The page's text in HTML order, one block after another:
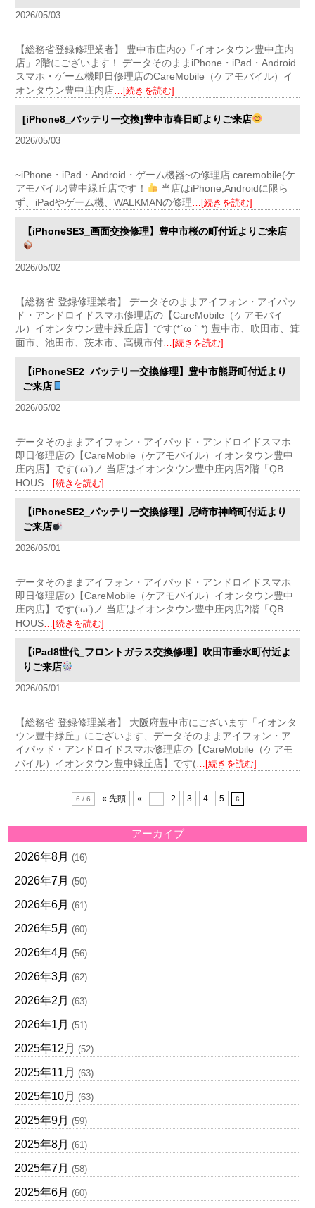
2026/05/03
【総務省登録修理業者】 豊中市庄内の「イオンタウン豊中庄内
店」2階にございます！ データそのままiPhone・iPad・Android
スマホ・ゲーム機即日修理店のCareMobile（ケアモバイル）イ
オンタウン豊中庄内店…[続きを読む]
[iPhone8_バッテリー交換]豊中市春日町よりご来店
2026/05/03
~iPhone・iPad・Android・ゲーム機器~の修理店 caremobile(ケ
アモバイル)豊中緑丘店です！
当店はiPhone,Androidに限ら
ず、iPadやゲーム機、WALKMANの修理…[続きを読む]
【iPhoneSE3_画面交換修理】豊中市桜の町付近よりご来店
2026/05/02
【総務省 登録修理業者】 データそのままアイフォン・アイパッ
ド・アンドロイドスマホ修理店の【CareMobile（ケアモバイ
ル）イオンタウン豊中緑丘店】です(*´ω｀*) 豊中市、吹田市、箕
面市、池田市、茨木市、高槻市付…[続きを読む]
【iPhoneSE2_バッテリー交換修理】豊中市熊野町付近より
ご来店
2026/05/02
データそのままアイフォン・アイパッド・アンドロイドスマホ
即日修理店の【CareMobile（ケアモバイル）イオンタウン豊中
庄内店】です(‘ω’)ノ 当店はイオンタウン豊中庄内店2階「QB
HOUS…[続きを読む]
【iPhoneSE2_バッテリー交換修理】尼崎市神崎町付近より
ご来店
2026/05/01
データそのままアイフォン・アイパッド・アンドロイドスマホ
即日修理店の【CareMobile（ケアモバイル）イオンタウン豊中
庄内店】です(‘ω’)ノ 当店はイオンタウン豊中庄内店2階「QB
HOUS…[続きを読む]
【iPad8世代_フロントガラス交換修理】吹田市垂水町付近よ
りご来店
2026/05/01
【総務省 登録修理業者】 大阪府豊中市にございます「イオンタ
ウン豊中緑丘」にございます、データそのままアイフォン・ア
イパッド・アンドロイドスマホ修理店の【CareMobile（ケアモ
バイル）イオンタウン豊中緑丘店】です(…[続きを読む]
6 / 6 « 先頭 « 2 3 4 5 6
アーカイブ
2026年8月 (16)
2026年7月 (50)
2026年6月 (61)
2026年5月 (60)
2026年4月 (56)
2026年3月 (62)
2026年2月 (63)
2026年1月 (51)
2025年12月 (52)
2025年11月 (63)
2025年10月 (63)
2025年9月 (59)
2025年8月 (61)
2025年7月 (58)
2025年6月 (60)